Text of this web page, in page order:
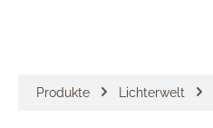
Produkte Lichterwelt